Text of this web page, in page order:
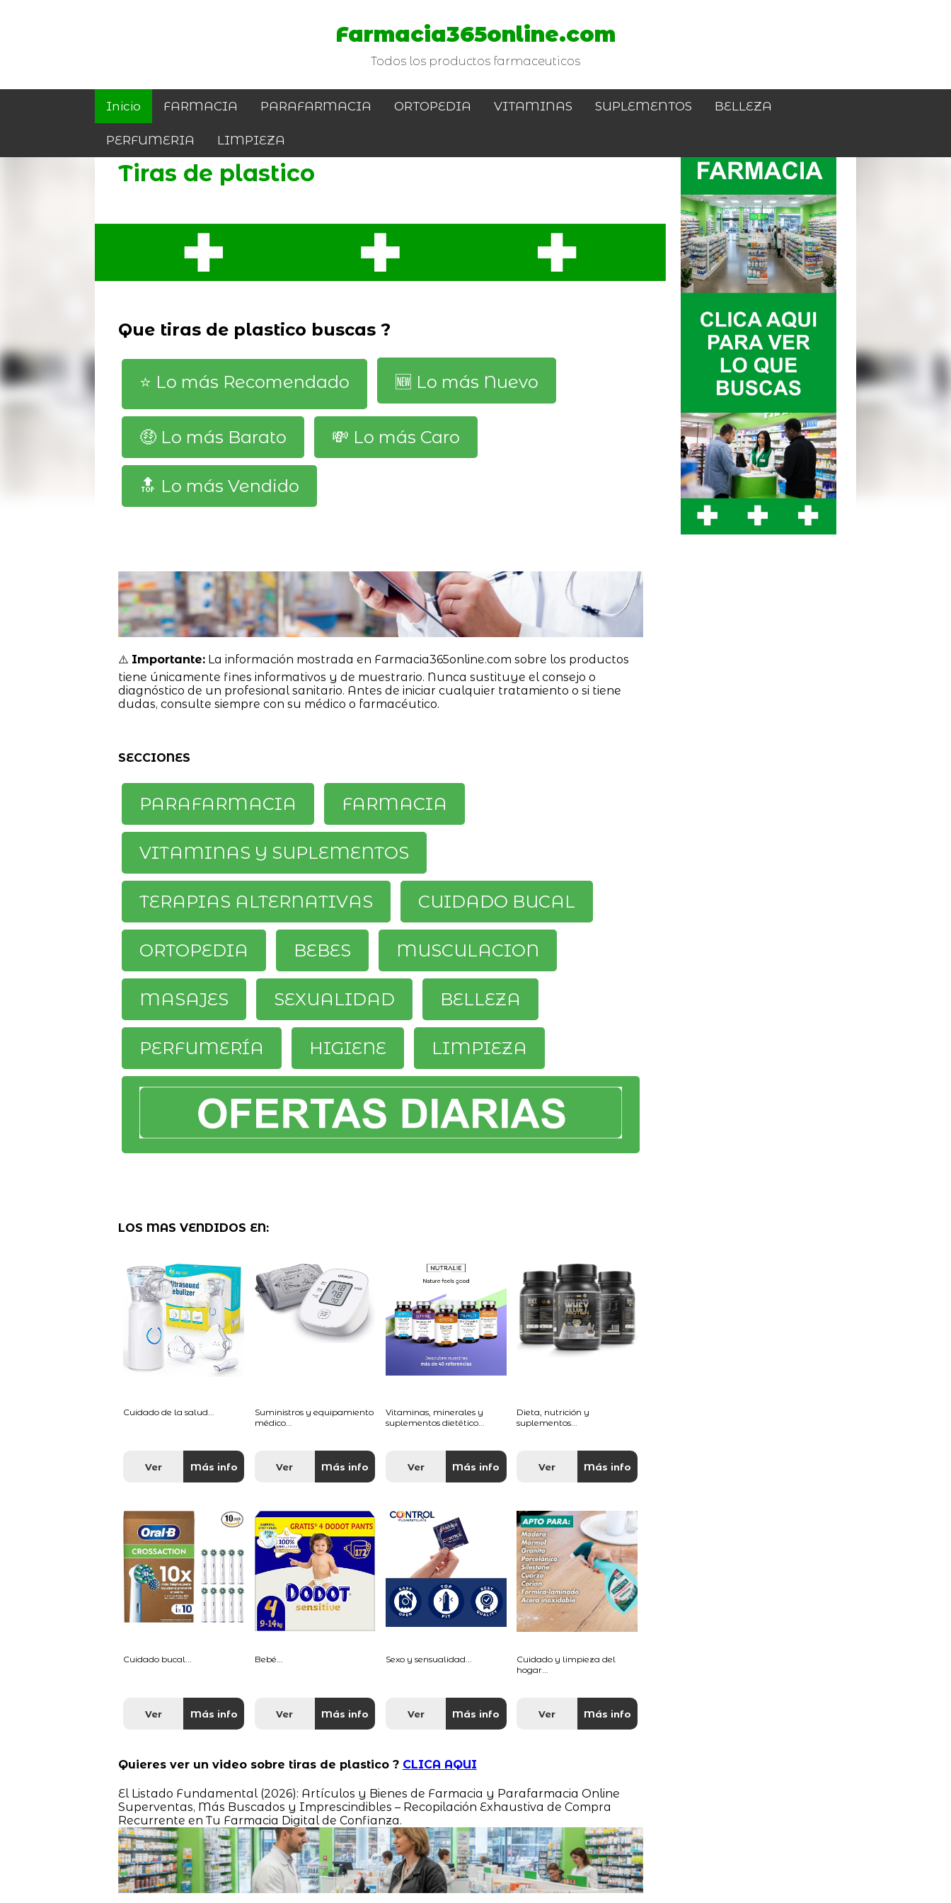
Farmacia365online.com
Todos los productos farmaceuticos
Inicio FARMACIA PARAFARMACIA ORTOPEDIA VITAMINAS SUPLEMENTOS BELLEZA
PERFUMERIA LIMPIEZA
Tiras de plastico
Que tiras de plastico buscas ?
⭐️ Lo más Recomendado 🆕️ Lo más Nuevo
🤑 Lo más Barato 💸 Lo más Caro
🔝 Lo más Vendido
⚠️ Importante:La información mostrada en Farmacia365online.com sobre los productos
tiene únicamente fines informativos y de muestrario. Nunca sustituye el consejo o
diagnóstico de un profesional sanitario. Antes de iniciar cualquier tratamiento o si tiene
dudas, consulte siempre con su médico o farmacéutico.
SECCIONES
PARAFARMACIA FARMACIA
VITAMINAS Y SUPLEMENTOS
TERAPIAS ALTERNATIVAS CUIDADO BUCAL
ORTOPEDIA BEBES MUSCULACION
MASAJES SEXUALIDAD BELLEZA
PERFUMERÍA HIGIENE LIMPIEZA
LOS MAS VENDIDOS EN:
Cuidado de la salud...
Ver Más info
Suministros y equipamiento
médico...
Ver Más info
Vitaminas, minerales y
suplementos dietético...
Ver Más info
Dieta, nutrición y
suplementos...
Ver Más info
Cuidado bucal...
Ver Más info
Bebé...
Ver Más info
Sexo y sensualidad...
Ver Más info
Cuidado y limpieza del
hogar...
Ver Más info
Quieres ver un video sobre tiras de plastico ? CLICA AQUI
El Listado Fundamental (2026): Artículos y Bienes de Farmacia y Parafarmacia Online
Superventas, Más Buscados y Imprescindibles – Recopilación Exhaustiva de Compra
Recurrente en Tu Farmacia Digital de Confianza.